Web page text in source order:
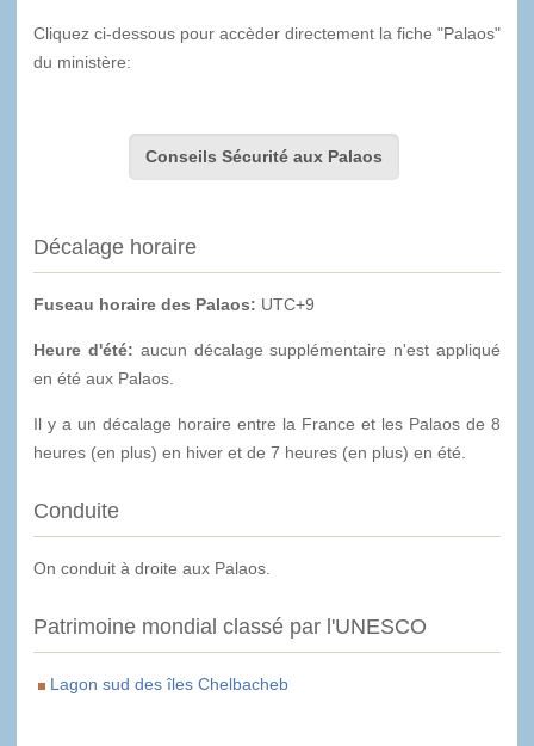
Cliquez ci-dessous pour accèder directement la fiche "Palaos"
du ministère:
Conseils Sécurité aux Palaos
Décalage horaire
Fuseau horaire des Palaos: UTC+9
Heure d'été: aucun décalage supplémentaire n'est appliqué
en été aux Palaos.
Il y a un décalage horaire entre la France et les Palaos de 8
heures (en plus) en hiver et de 7 heures (en plus) en été.
Conduite
On conduit à droite aux Palaos.
Patrimoine mondial classé par l'UNESCO
Lagon sud des îles Chelbacheb